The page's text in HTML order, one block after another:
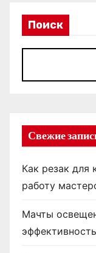
Поиск
Свежие
Как резак для
работу
Мачты